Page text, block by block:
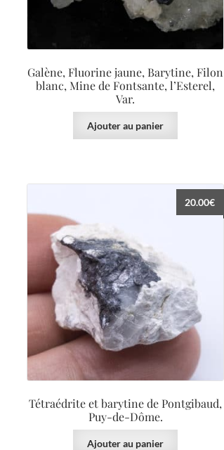
Galène, Fluorine jaune, Barytine, Filon
blanc, Mine de Fontsante, l’Esterel,
Var.
Ajouter au panier
Tétraédrite et barytine de Pontgibaud,
Puy-de-Dôme.
20.00€
Ajouter au panier